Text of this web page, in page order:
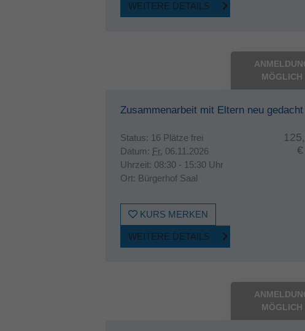
WEITERE DETAILS
MÖGLICH
Zusammenarbeit mit Eltern neu gedacht
Status: 16 Plätze frei
Datum: Fr. 06.11.2026
Uhrzeit: 08:30 - 15:30 Uhr
Ort: Bürgerhof Saal
€
KURS MERKEN
WEITERE DETAILS
MÖGLICH